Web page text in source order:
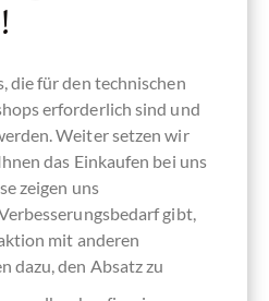
die für den technischen
erforderlich sind und
Weiter setzen wir
das Einkaufen bei uns
zeigen uns
gibt,
mit anderen
dazu, den Absatz zu